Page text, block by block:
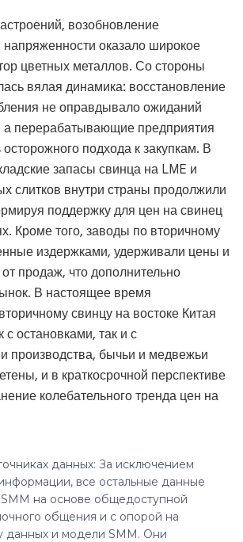
возобновление
напряженности оказало широкое
цветных металлов. Со стороны
вялая динамика: восстановление
не оправдывало ожиданий
а перерабатывающие предприятия
подхода к закупкам. В
запасы свинца на LME и
слитков внутри страны продолжили
поддержку для цен на свинец
Кроме того, заводы по вторичному
издержками, удерживали цены и
продаж, что дополнительно
В настоящее время
свинцу на востоке Китая
с остановками, так и с
производства, бычьи и медвежьи
и в краткосрочной перспективе
колебательного тренда цен на
данных: За исключением
все остальные данные
на основе общедоступной
общения и с опорой на
данных и модели SMM. Они